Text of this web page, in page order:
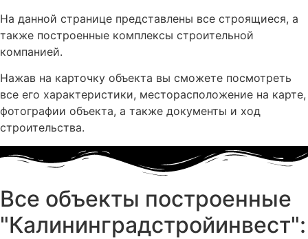
На данной странице представлены все строящиеся, а
также построенные комплексы строительной
компанией.
Нажав на карточку объекта вы сможете посмотреть
все его характеристики, месторасположение на карте,
фотографии объекта, а также документы и ход
строительства.
Все объекты построенные
"Калининградстройинвест":